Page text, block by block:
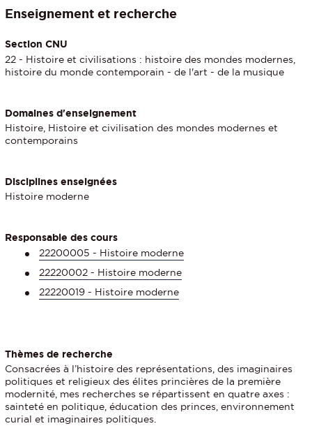
Enseignement et recherche
Section CNU
22 - Histoire et civilisations : histoire des mondes modernes,
histoire du monde contemporain - de l'art - de la musique
Domaines d'enseignement
Histoire, Histoire et civilisation des mondes modernes et
contemporains
Disciplines enseignées
Histoire moderne
Responsable des cours
22200005 - Histoire moderne
22220002 - Histoire moderne
22220019 - Histoire moderne
Thèmes de recherche
Consacrées à l’histoire des représentations, des imaginaires
politiques et religieux des élites princières de la première
modernité, mes recherches se répartissent en quatre axes :
sainteté en politique, éducation des princes, environnement
curial et imaginaires politiques.